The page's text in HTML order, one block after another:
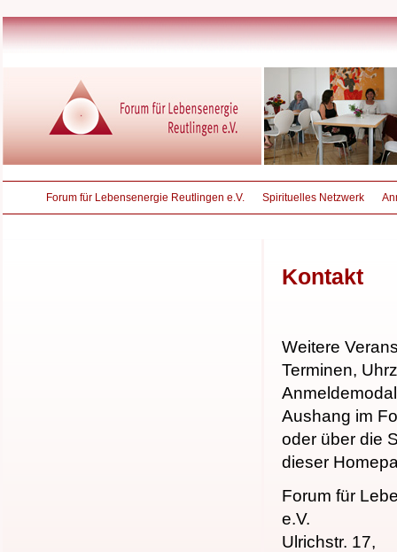
Forum für Lebensenergie Reutlingen e.V. Spirituelles Netzwerk
Kontakt
Weitere
Terminen,
Aushang im
oder über die
dieser
Forum für
e.V.
Ulrichstr. 17,